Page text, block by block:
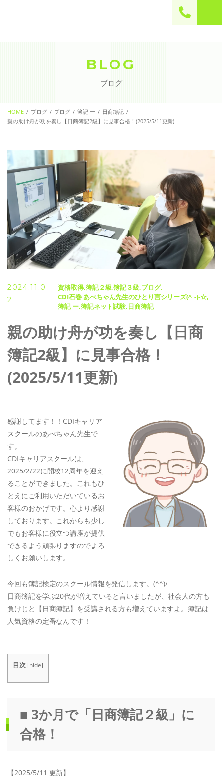
contact
BLOG
ブログ
HOME ブログ ブログ 簿記 ー
日商簿記
親の助け舟が功を奏し【日商簿記2級】に見事合格！(2025/5/11更新)
2024.11.0
2
資格取得 簿記２級 簿記３級 ブログ
CDI石巻 あべちゃん先生のひとり言シリーズ(^_-)-☆
簿記 ー 簿記ネット試験 日商簿記
親の助け舟が功を奏し【日商
簿記2級】に見事合格！
(2025/5/11更新)
感謝してます！！CDIキャリア
スクールのあべちゃん先生で
す。
CDIキャリアスクールは、
2025/2/22に開校12周年を迎え
ることができました。これもひ
とえにご利用いただいているお
客様のおかげです。心より感謝
しております。これからも少し
でもお客様に役立つ講座が提供
できるよう頑張りますのでよろ
しくお願いします。
今回も簿記検定のスクール情報を発信します。(^^)/
日商簿記を学ぶ20代が増えていると言いましたが、社会人の方も
負けじと【日商簿記】を受講される方も増えていますよ。簿記は
人気資格の定番なんです！
目次 [hide]
■ 3か月で「日商簿記２級」に
合格！
【2025/5/11 更新】